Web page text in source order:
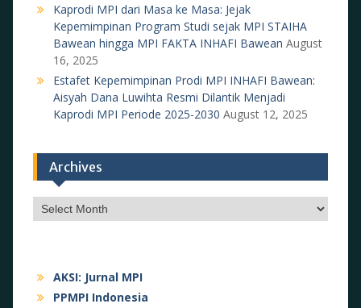
Kaprodi MPI dari Masa ke Masa: Jejak
Kepemimpinan Program Studi sejak MPI STAIHA
Bawean hingga MPI FAKTA INHAFI Bawean August
16, 2025
Estafet Kepemimpinan Prodi MPI INHAFI Bawean:
Aisyah Dana Luwihta Resmi Dilantik Menjadi
Kaprodi MPI Periode 2025-2030 August 12, 2025
Archives
Archives
AKSI: Jurnal MPI
PPMPI Indonesia